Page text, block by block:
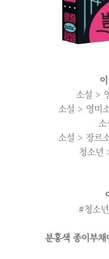
소설 >
소설 > 영미
소설 > 장르
청소년
#청소
분홍색 종이부